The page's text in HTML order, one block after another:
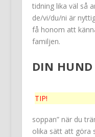
tidning lika väl så
de/vi/du/ni är
få honom att
familjen.
DIN HUND
TIP!
soppan” när du
olika sätt att göra